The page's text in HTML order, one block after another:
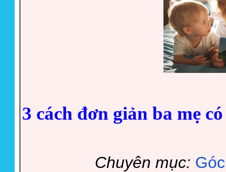
3 cách đơn giản ba mẹ
Chuyên mục: